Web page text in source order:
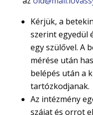
Kérjük, a
szerint egyedül
egy szülővel. A
mérése után
belépés után a
tartózkodjanak.
Az intézmény
szájat és orrot